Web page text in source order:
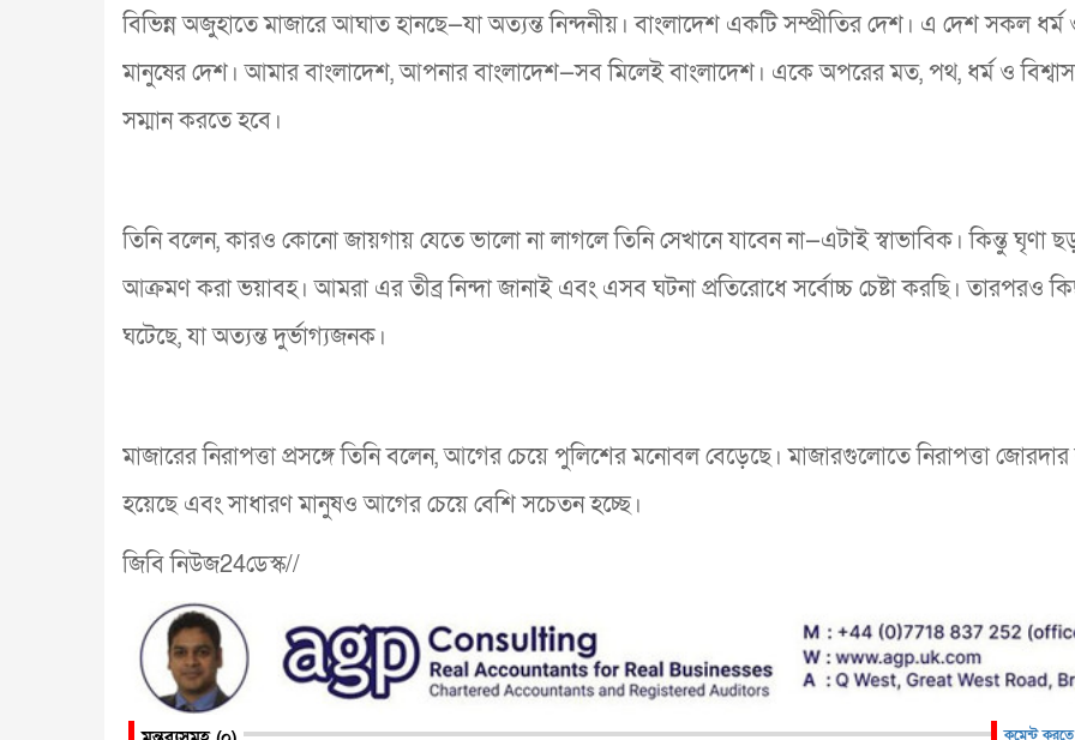
বিভিন্ন অজুহাতে মাজারে আঘাত হানছে—যা অত্যন্ত নিন্দনীয়। বাংলাদেশ একটি সম্প্রীতির দেশ। এ দেশ সকল ধর্ম
মানুষের দেশ। আমার বাংলাদেশ, আপনার বাংলাদেশ—সব মিলেই বাংলাদেশ। একে অপরের মত, পথ, ধর্ম ও
সম্মান করতে হবে।
তিনি বলেন, কারও কোনো জায়গায় যেতে ভালো না লাগলে তিনি সেখানে যাবেন না—এটাই স্বাভাবিক। কিন্তু ঘৃণা
আক্রমণ করা ভয়াবহ। আমরা এর তীব্র নিন্দা জানাই এবং এসব ঘটনা প্রতিরোধে সর্বোচ্চ চেষ্টা করছি। তারপরও
ঘটেছে, যা অত্যন্ত দুর্ভাগ্যজনক।
মাজারের নিরাপত্তা প্রসঙ্গে তিনি বলেন, আগের চেয়ে পুলিশের মনোবল বেড়েছে। মাজারগুলোতে নিরাপত্তা
হয়েছে এবং সাধারণ মানুষও আগের চেয়ে বেশি সচেতন হচ্ছে।
জিবি নিউজ24ডেস্ক//
কমেন্ট